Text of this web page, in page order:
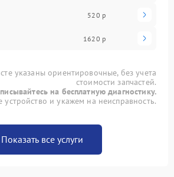
520 р
1620 р
указаны ориентировочные, без учета
стоимости запчастей.
на бесплатную диагностику.
и укажем на неисправность.
Показать все услуги